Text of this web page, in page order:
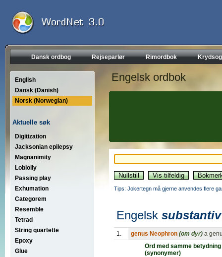
Dansk ordbog Rejseparlør Rimordbok
English
Dansk (Danish)
Norsk (Norwegian)
Aktuelle søk
Digitization
Jacksonian epilepsy
Magnanimity
Loblolly
Passing play
Exhumation
Categorem
Resemble
Tetrad
String quartette
Epoxy
Glue
Engelsk ordbok
Tips: Jokertegn må gjerne anvendes flere
Engelsk substantiv
1. genus Neophron (om dyr) a
Ord med samme betydning
(synonymer)